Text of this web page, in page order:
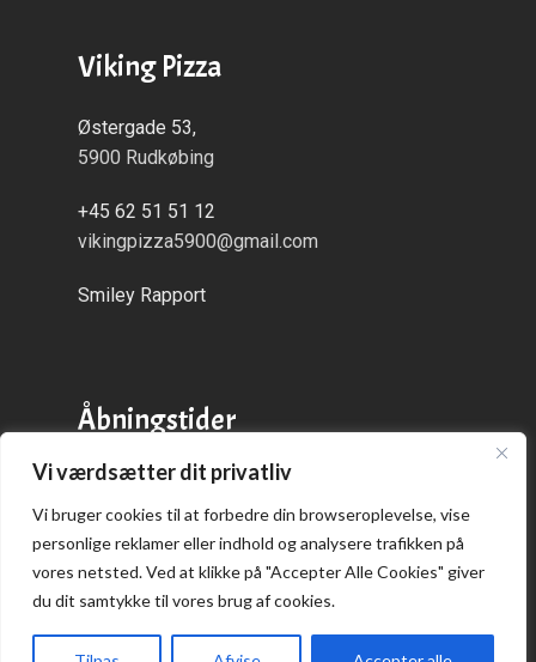
Vi værdsætter dit privatliv
Vi bruger cookies til at forbedre din browseroplevelse, vise
personlige reklamer eller indhold og analysere trafikken på
vores netsted. Ved at klikke på "Accepter Alle Cookies" giver
du dit samtykke til vores brug af cookies.
Viking Pizza
Østergade 53,
5900 Rudkøbing
+45 62 51 51 12
vikingpizza5900@gmail.com
Smiley Rapport
Åbningstider
Alle dage:
kl. 16:00 - 21:00
Praktisk